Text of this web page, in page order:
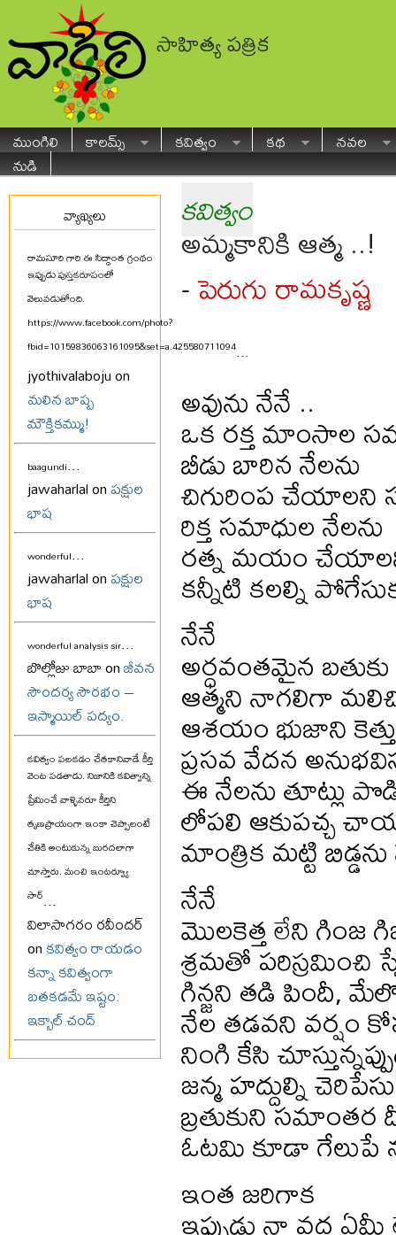
సాహిత్య పత్రిక
ముంగిలి కాలమ్స్ కవిత్వం కథ
నవల
నుడి
వ్యాఖ్యలు
రామసూరి గారి ఈ సిద్ధాంత గ్రంథం
ఇప్పుడు పుస్తకరూపంలో
వెలువడుతోంది.
https://www.facebook.com/photo?
fbid=10159836063161095&set=a.425580711094...
jyothivalaboju on
మలిన బాష్ప
మౌక్తికమ్ము!
baagundi...
jawaharlal onపక్షుల
భాష
wonderful...
jawaharlal onపక్షుల
భాష
wonderful analysis sir...
బొల్లోజు బాబా onజీవన
సౌందర్య సౌరభం –
ఇస్మాయిల్ పద్యం.
కవిత్వం పలకడం చేతకానివాడే కీర్తి
వెంట పడతాడు. నిజానికి కవిత్వాన్ని
ప్రేమించే వాళ్ళెవరూ కీర్తిని
తృణప్రాయంగా ఇంకా చెప్పాలంటే
చేతికి అంటుకున్న బురదలాగా
చూస్తారు. మంచి ఇంటర్వ్యూ
సార్...
విలాసాగరం రవీందర్
onకవిత్వం రాయడం
కన్నా కవిత్వంగా
బతకడమే ఇష్టం:
ఇక్బాల్ చంద్
కవిత్వం
అమ్మకానికి ఆత్మ ..!
-పెరుగు రామకృష్ణ
అవును నేనే ..
ఒక రక్త మాంసాల
బీడు బారిన నేలను
చిగురింప చేయాలని
రిక్త సమాధుల నేలను
రత్న మయం
కన్నీటి కలల్ని
నేనే
అర్ధవంతమైన
ఆత్మని నాగలిగా
ఆశయం భుజాని
ప్రసవ వేదన
ఈ నేలను తూట్లు
లోపలి ఆకుపచ్చ
మాంత్రిక మట్టి
నేనే
మొలకెత్త లేని గింజ
శ్రమతో పరిస్రమించి
గిన్జని తడి పిందీ,
నేల తడవని వర్షం
నింగి కేసి
జన్మ హద్దుల్ని
బ్రతుకుని
ఓటమి కూడా గేలుపే
ఇంత జరిగాక
ఇప్పుడు నా వద్ద ఏమీ